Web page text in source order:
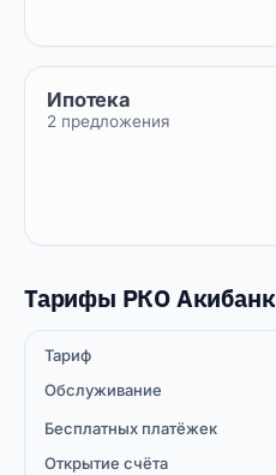
Ипотека
2 предложения
Тарифы РКО Акибанк